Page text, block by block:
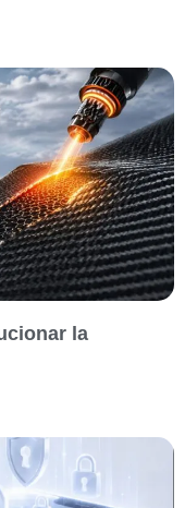
la